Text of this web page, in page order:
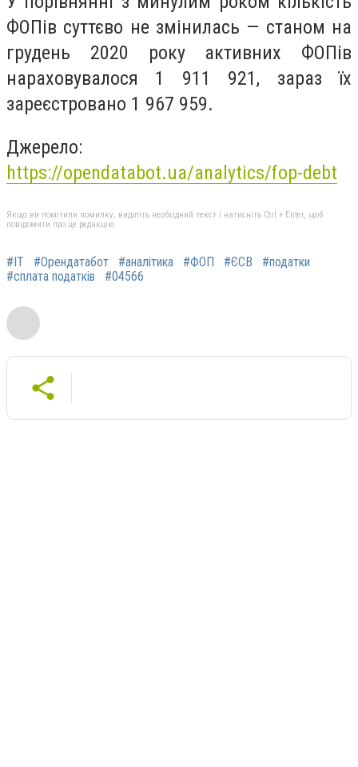
ФОПів суттєво не змінилась — станом на
грудень 2020 року активних ФОПів
нараховувалося 1 911 921, зараз їх
зареєстровано 1 967 959.
Джерело:
https://opendatabot.ua/analytics/fop-debt
Якщо ви помітили помилку, виділіть необхідний текст і натисніть Ctrl + Enter, щоб
повідомити про це редакцію
#ІТ #Орендатабот #аналітика #ФОП #ЄСВ
#податки
#сплата податків
#04566